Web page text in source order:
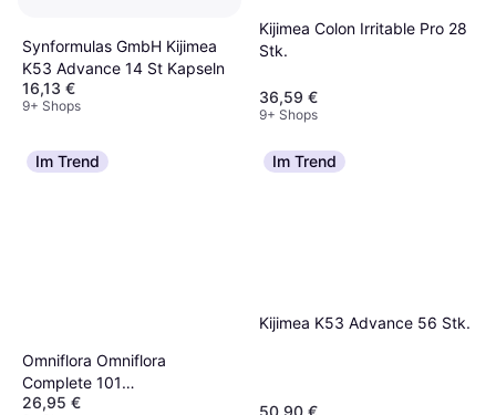
Synformulas GmbH Kijimea
K53 Advance 14 St Kapseln
16,13 €
9+ Shops
Kijimea Colon Irritable Pro 28
Stk.
36,59 €
9+ Shops
Im Trend
Omniflora Omniflora
Complete 101
Bakterienstämme 100 Mrd
26,95 €
Im Trend
Kijimea K53 Advance 56 Stk.
50,90 €